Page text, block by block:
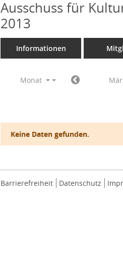
Ausschuss für
2013
Informationen
Monat
Keine Daten gefunden.
Barrierefreiheit Datenschutz